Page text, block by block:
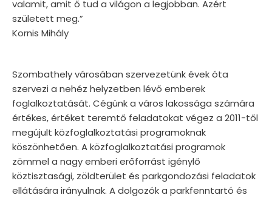
valamit, amit ő tud a világon a legjobban. Azért
született meg.”
Kornis Mihály
Szombathely városában szervezetünk évek óta
szervezi a nehéz helyzetben lévő emberek
foglalkoztatását. Cégünk a város lakossága számára
értékes, értéket teremtő feladatokat végez a 2011-től
megújult közfoglalkoztatási programoknak
köszönhetően. A közfoglalkoztatási programok
zömmel a nagy emberi erőforrást igénylő
köztisztasági, zöldterület és parkgondozási feladatok
ellátására irányulnak. A dolgozók a parkfenntartó és